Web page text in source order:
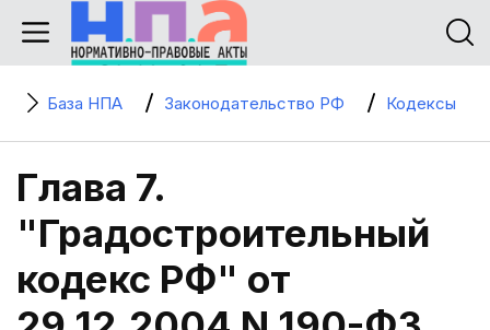
База НПА Законодательство РФ Кодексы
Глава 7.
"Градостроительный
кодекс РФ" от